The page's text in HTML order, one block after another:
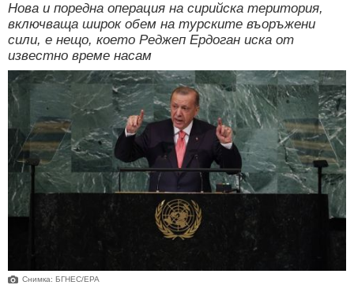
Нова и поредна операция на сирийска територия,
включваща широк обем на турските въоръжени
сили, е нещо, което Реджеп Ердоган иска от
известно време насам
Снимка: БГНЕС/ЕРА